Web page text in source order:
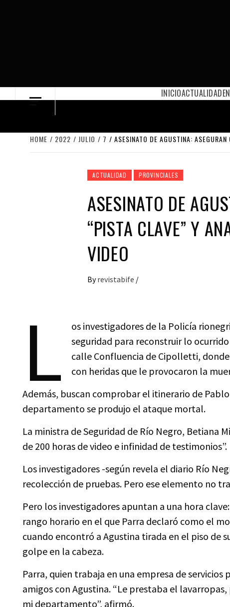
INICIOACTUALIDAD
HOME 2022 JULIO 7 ASESINATO DE AGUSTINA:
ACTUALIDAD PROVINCIALES
ASESINATO DE
“PISTA CLAVE” Y
VIDEO
By revistabife /
L
os investigadores de la Policía
seguridad para reconstruir lo
calle Confluencia de Cipolletti,
con heridas que le provocaron la
Además, buscan comprobar el itinerario de
departamento se produjo el ataque mortal.
La ministra de Seguridad de Río Negro, Betiana
de 200 horas de video e infinidad de testimonios”.
Los investigadores -según revela el diario Río
recolección de pruebas. Pero ese elemento no
Pero los investigadores apuntan a una hora
rango horario en el que Parra declaró como el
cuando encontró a Agustina tirada en el piso de
golpe en la cabeza.
Parra, quien trabaja en una empresa de
amigos con Agustina. “Le prestaba el
mi departamento”, afirmó.